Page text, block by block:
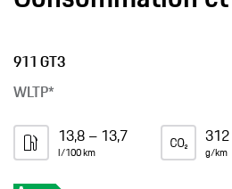
911 GT3
WLTP*
13,8 – 13,7
l/100 km g/km